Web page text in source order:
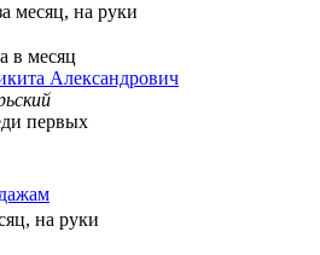
месяц, на руки
в месяц
Александрович
первых
на руки